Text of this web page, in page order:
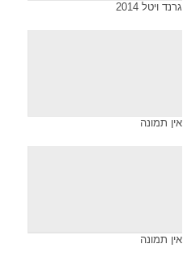
גרנד ויטל 2014
אין תמונה
אין תמונה